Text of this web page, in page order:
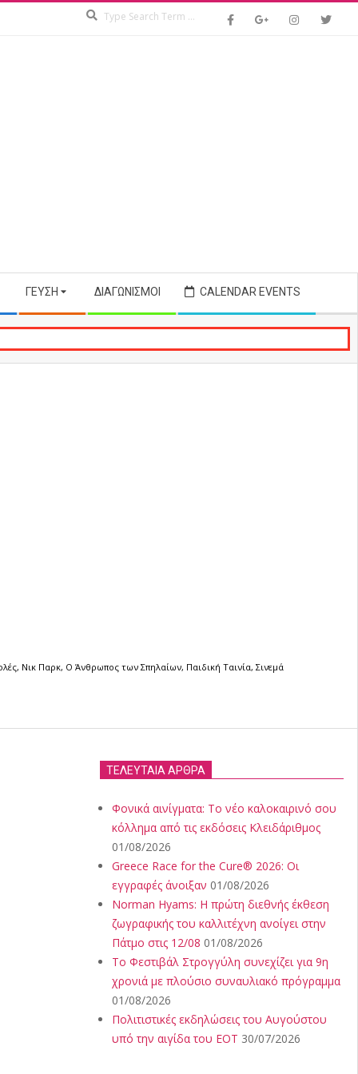
ΓΕΎΣΗ ΔΙΑΓΩΝΙΣΜΟΊ CALENDAR EVENTS
, Νικ Παρκ, Ο Άνθρωπος των Σπηλαίων, Παιδική Ταινία, Σινεμά
ΤΕΛΕΥΤΑΙΑ ΑΡΘΡΑ
Φονικά αινίγματα: Το νέο καλοκαιρινό σου
κόλλημα από τις εκδόσεις Κλειδάριθμος
01/08/2026
Greece Race for the Cure® 2026: Οι
εγγραφές άνοιξαν 01/08/2026
Norman Hyams: Η πρώτη διεθνής έκθεση
ζωγραφικής του καλλιτέχνη ανοίγει στην
Πάτμο στις 12/08 01/08/2026
Το Φεστιβάλ Στρογγύλη συνεχίζει για 9η
χρονιά με πλούσιο συναυλιακό πρόγραμμα
01/08/2026
Πολιτιστικές εκδηλώσεις του Αυγούστου
υπό την αιγίδα του ΕΟΤ 30/07/2026